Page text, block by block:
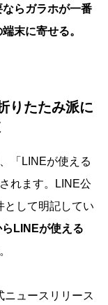
ならガラホが一番
末に寄せる。
りたたみ派に
「LINEが使える
れます。LINE公
として明記してい
らLINEが使える
ニュースリリース